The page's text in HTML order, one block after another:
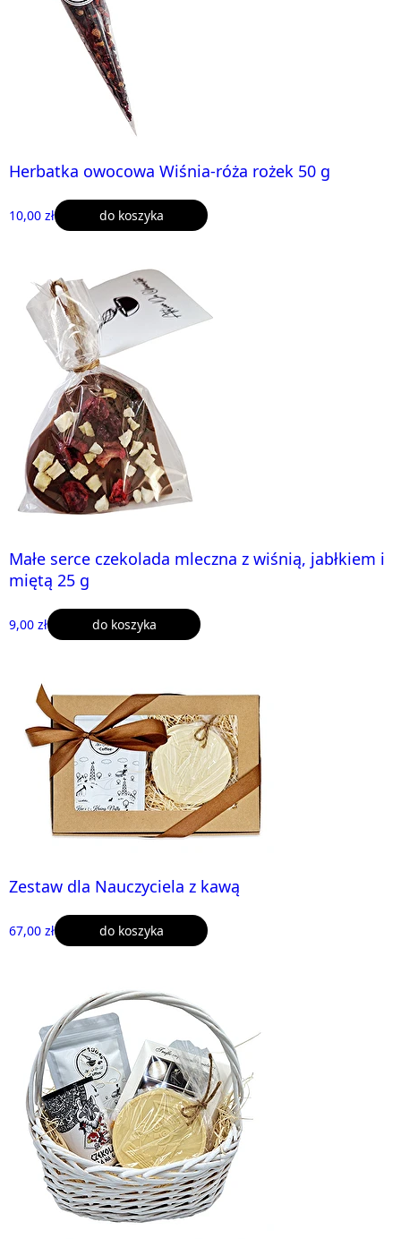
Herbatka owocowa Wiśnia-róża rożek 50 g
10,00 zł do koszyka
Małe serce czekolada mleczna z wiśnią, jabłkiem i
miętą 25 g
9,00 zł do koszyka
Zestaw dla Nauczyciela z kawą
67,00 zł do koszyka